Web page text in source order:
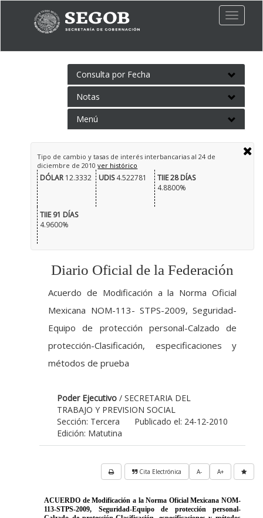
Toggle
Consulta por Fecha
Notas
Menú
Tipo de cambio y tasas de interés interbancarias al 24 de
diciembre de 2010ver histórico
DÓLAR12.3332 UDIS4.522781
TIIE 28 DÍAS
4.8800%
TIIE 91 DÍAS
4.9600%
Diario Oficial de la Federación
Acuerdo de Modificación a la Norma Oficial
Mexicana NOM-113- STPS-2009, Seguridad-
Equipo de protección personal-Calzado de
protección-Clasificación, especificaciones y
métodos de prueba
Poder Ejecutivo / SECRETARIA DEL
TRABAJO Y PREVISION SOCIAL
Publicado el: 24-12-2010
Sección: Tercera
Edición: Matutina
A+
A-
Cita Electrónica